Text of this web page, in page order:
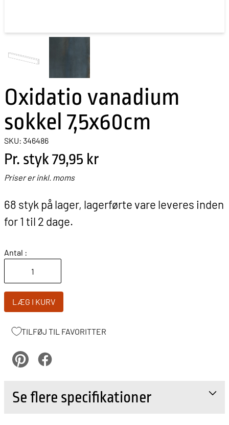
Oxidatio vanadium
sokkel 7,5x60cm
SKU: 346486
Pr. styk79,95 kr
Priser er inkl. moms
68 styk på lager, lagerførte vare leveres inden
for 1 til 2 dage.
Antal :
LÆG I KURV
TILFØJ TIL FAVORITTER
pinterestFacebook
Se flere specifikationer